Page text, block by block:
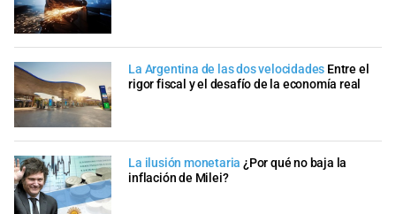
La Argentina de las dos velocidades Entre el
rigor fiscal y el desafío de la economía real
La ilusión monetaria ¿Por qué no baja la
inflación de Milei?